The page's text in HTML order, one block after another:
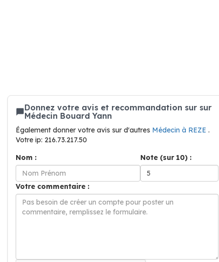
Donnez votre avis et recommandation sur sur
Médecin Bouard Yann
Également donner votre avis sur d'autres Médecin à REZE .
Votre ip: 216.73.217.50
Nom :
Note (sur 10) :
Votre commentaire :